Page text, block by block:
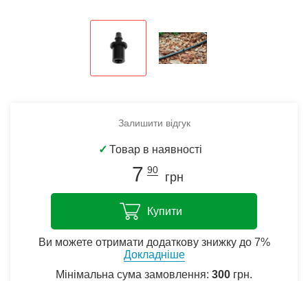
Залишити відгук
✓ Товар в наявності
7 90
грн
Купити
Ви можете отримати додаткову знижку до 7%
Докладніше
Мінімальна сума замовлення: 300 грн.